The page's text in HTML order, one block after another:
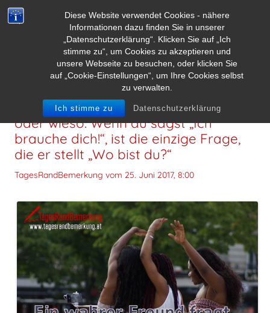
Diese Website verwendet Cookies - nähere
Informationen dazu finden Sie in unserer
„Datenschutzerklärung“. Klicken Sie auf „Ich
stimme zu“, um Cookies zu akzeptieren und
unsere Webseite zu besuchen, oder klicken Sie
auf „Cookie-Einstellungen“, um Ihre Cookies selbst
zu verwalten.
Ich stimme zu Datenschutzerklärung
Ein wahrer Freund fragt nicht, wann
oder wieso. Wenn du sagst „Ich
brauche dich!“, ist die einzige Frage,
die er stellt „Wo bist du?“
TagesRandBemerkung vom 25. Juni 2017, 8:00